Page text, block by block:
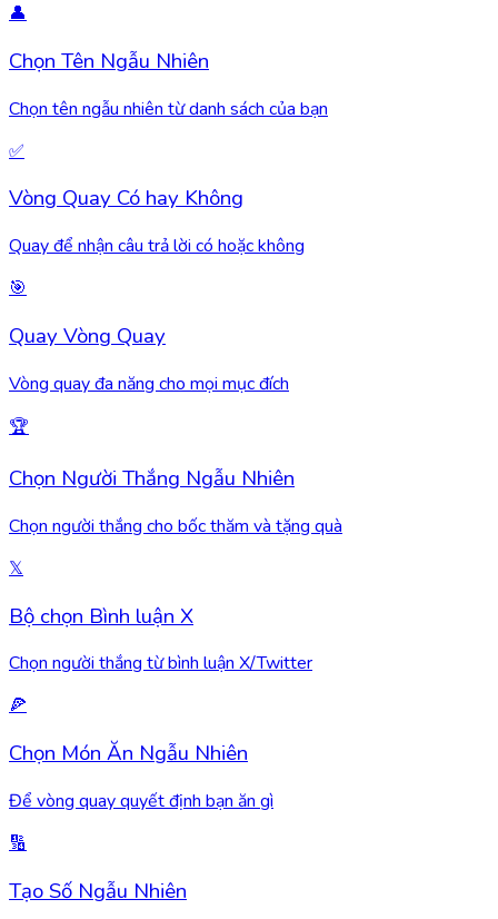
👤
Chọn Tên Ngẫu Nhiên
Chọn tên ngẫu nhiên từ danh sách của bạn
✅
Vòng Quay Có hay Không
Quay để nhận câu trả lời có hoặc không
🎯
Quay Vòng Quay
Vòng quay đa năng cho mọi mục đích
🏆
Chọn Người Thắng Ngẫu Nhiên
Chọn người thắng cho bốc thăm và tặng quà
𝕏
Bộ chọn Bình luận X
Chọn người thắng từ bình luận X/Twitter
🍕
Chọn Món Ăn Ngẫu Nhiên
Để vòng quay quyết định bạn ăn gì
🔢
Tạo Số Ngẫu Nhiên